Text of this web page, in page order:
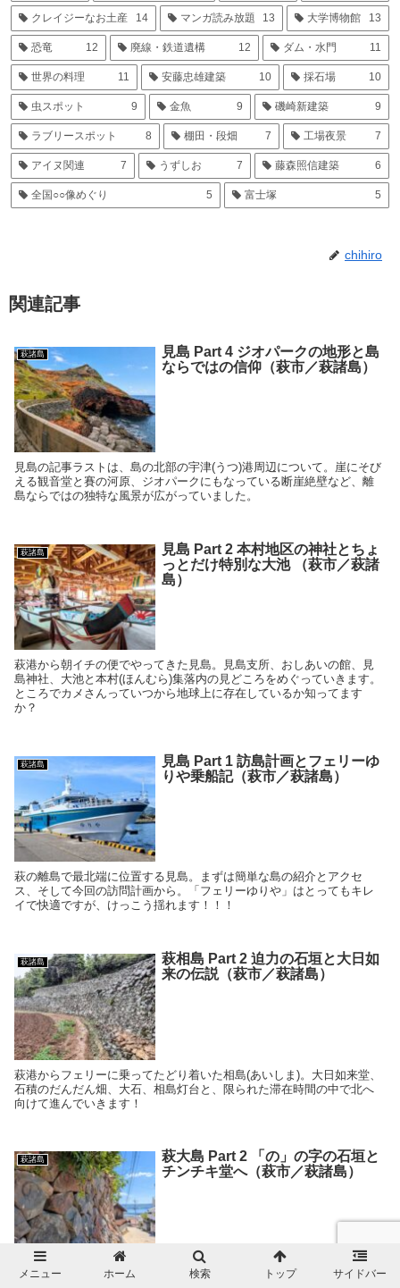
クレイジーなお土産 14 マンガ読み放題 13 大学博物館 13
恐竜 12 廃線・鉄道遺構 12 ダム・水門 11
世界の料理 11 安藤忠雄建築 10 採石場 10
虫スポット 9 金魚 9 磯崎新建築 9
ラブリースポット 8 棚田・段畑 7 工場夜景 7
アイヌ関連 7 うずしお 7 藤森照信建築 6
全国○○像めぐり 5 富士塚 5
chihiro
関連記事
萩諸島
見島 Part 4 ジオパークの地形と島
ならではの信仰（萩市／萩諸島）
見島の記事ラストは、島の北部の宇津(うつ)港周辺について。崖にそび
える観音堂と賽の河原、ジオパークにもなっている断崖絶壁など、離
島ならではの独特な風景が広がっていました。
萩諸島
見島 Part 2 本村地区の神社とちょ
っとだけ特別な大池 （萩市／萩諸
島）
萩港から朝イチの便でやってきた見島。見島支所、おしあいの館、見
島神社、大池と本村(ほんむら)集落内の見どころをめぐっていきます。
ところでカメさんっていつから地球上に存在しているか知ってます
か？
萩諸島
見島 Part 1 訪島計画とフェリーゆ
りや乗船記（萩市／萩諸島）
萩の離島で最北端に位置する見島。まずは簡単な島の紹介とアクセ
ス、そして今回の訪問計画から。「フェリーゆりや」はとってもキレ
イで快適ですが、けっこう揺れます！！！
萩諸島
萩相島 Part 2 迫力の石垣と大日如
来の伝説（萩市／萩諸島）
萩港からフェリーに乗ってたどり着いた相島(あいしま)。大日如来堂、
石積のだんだん畑、大石、相島灯台と、限られた滞在時間の中で北へ
向けて進んでいきます！
萩諸島
萩大島 Part 2 「の」の字の石垣と
チンチキ堂へ（萩市／萩諸島）
萩港からフェリーに乗ってたどり着いた萩大島。集落めぐりを終え
メニュー ホーム 検索 トップ サイドバー